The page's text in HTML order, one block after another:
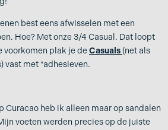
best eens afwisselen met een
Hoe? Met onze 3/4 Casual. Dat loopt
voorkomen plak je deCasuals(net als
vast met *adhesieven.
Curacao heb ik alleen maar op sandalen
voeten werden precies op de juiste